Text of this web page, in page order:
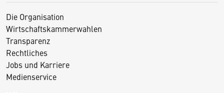
Die Organisation
Wirtschaftskammerwahlen
Transparenz
Rechtliches
Jobs und Karriere
Medienservice